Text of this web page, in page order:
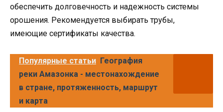
обеспечить долговечность и надежность системы
орошения. Рекомендуется выбирать трубы,
имеющие сертификаты качества.
Популярные статьи География
реки Амазонка - местонахождение
в стране, протяженность, маршрут
и карта